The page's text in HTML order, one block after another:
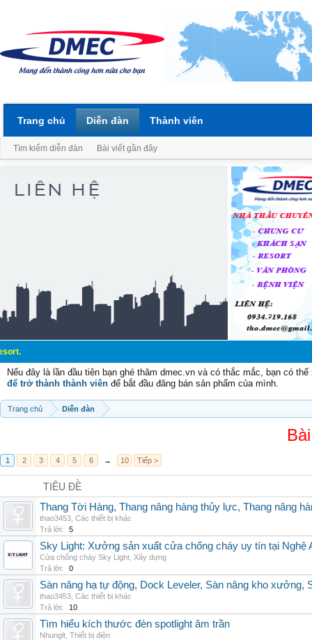
Nếu đây là lần đầu tiên bạn ghé thăm dmec.vn và có thắc mắc, bạn có
để trở thành thành viên để bắt đầu đăng bán sản phẩm của mình.
Trang chủ Diễn đàn
1 2 3 4 5 6 → 10 Tiếp >
TIÊU ĐỀ
Thang Tời Hàng, Thang nâng hàng thủy lực, Thang nâng
thao3453 Các thiết bị khác
Trả lời:
5
Sky Light: Xưởng sản xuất cửa chống cháy uy tín tại Nghệ
Cửa chống cháy Sky Light Xây dựng
Trả lời:
0
Sàn nâng hạ tự động, Dock Leveler, Sàn nâng kho xưởng,
thao3453 Các thiết bị khác
Trả lời:
10
Tìm hiểu kích thước đèn spotlight âm trần
Nhunglt Thiết bị điện
Trang chủ Diễn đàn
Tìm kiếm diễn đàn Bài viết gần đây
Thành viên